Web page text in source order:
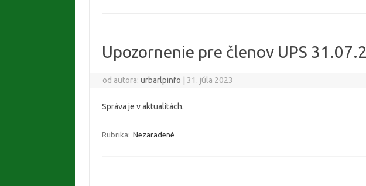
Upozornenie pre členov UPS
od autora:urbarlpinfo 31. júla 2023
Správa je v aktualitách.
Rubrika: Nezaradené